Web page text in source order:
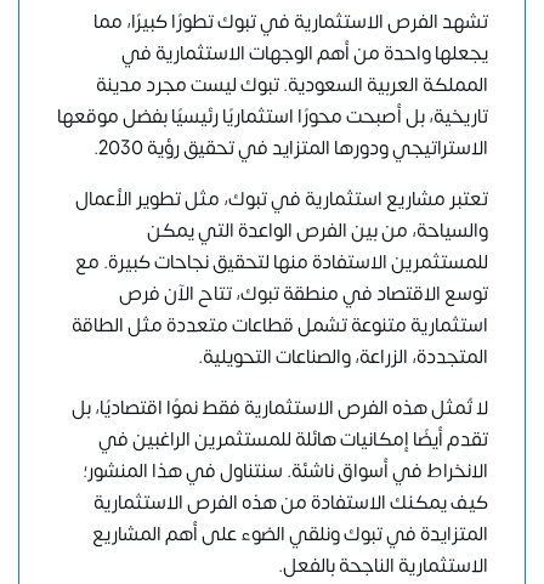
تشهد الفرص الاستثمارية في تبوك تطورًا كبيرًا، مما
يجعلها واحدة من أهم الوجهات الاستثمارية في
المملكة العربية السعودية. تبوك ليست مجرد مدينة
تاريخية، بل أصبحت محورًا استثماريًا رئيسيًا بفضل موقعها
الاستراتيجي ودورها المتزايد في تحقيق رؤية 2030.
تعتبر مشاريع استثمارية في تبوك، مثل تطوير الأعمال
والسياحة، من بين الفرص الواعدة التي يمكن
للمستثمرين الاستفادة منها لتحقيق نجاحات كبيرة. مع
توسع الاقتصاد في منطقة تبوك، تتاح الآن فرص
استثمارية متنوعة تشمل قطاعات متعددة مثل الطاقة
المتجددة، الزراعة، والصناعات التحويلية.
لا تُمثل هذه الفرص الاستثمارية فقط نموًا اقتصاديًا، بل
تقدم أيضًا إمكانيات هائلة للمستثمرين الراغبين في
الانخراط في أسواق ناشئة. سنتناول في هذا المنشور؛
كيف يمكنك الاستفادة من هذهالفرص الاستثمارية
المتزايدة في تبوكونلقي الضوء على أهم المشاريع
الاستثمارية الناجحة بالفعل.